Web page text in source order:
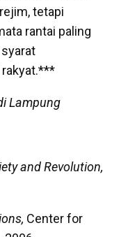
tetapi
rantai paling
Lampung
and Revolution,
Center for